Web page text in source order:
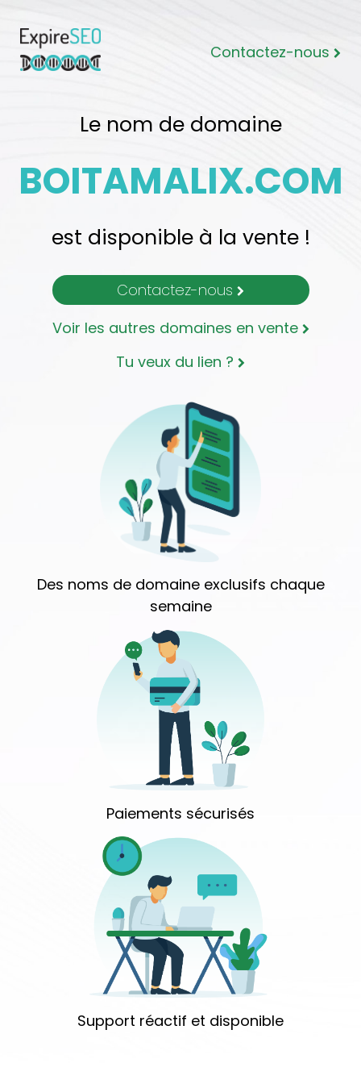
Contactez-nous
Le nom de domaine
BOITAMALIX.COM
est disponible à la vente !
Contactez-nous
Voir les autres domaines en vente
Tu veux du lien ?
Des noms de domaine exclusifs chaque
semaine
Paiements sécurisés
Support réactif et disponible